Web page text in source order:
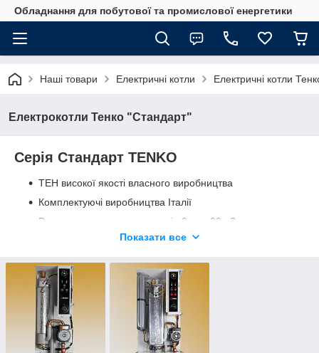
Обладнання для побутової та промислової енергетики
Наші товари Електричні котли Електричні котли
Електрокотли Тенко "Стандарт"
Серія Стандарт TENKO
ТЕН високої якості власного виробництва
Комплектуючі виробництва Італії
Регулювання температури від 0
до 90
З
Експлуатація у закритій системі опалення з датчиком
TENKO "Стандарт" (СКЕ) – електрокотли ручного керування з
вбудованим циркуляційним насосом "Tenko". Продуктивність
3-15 кВт / 220 і 380 В. Мають встановлений повітровідвідник,
датчик тиску, гідравлічний запобіжний клапан та дублюючий
контактор.
У серії моделей TENKO "Стандарт ПЛЮС" до комплектації
Показати все